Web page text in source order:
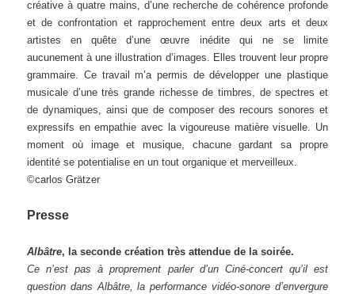
créative à quatre mains, d’une recherche de cohérence profonde
et de confrontation et rapprochement entre deux arts et deux
artistes en quête d’une œuvre inédite qui ne se limite
aucunement à une illustration d’images. Elles trouvent leur propre
grammaire. Ce travail m’a permis de développer une plastique
musicale d’une très grande richesse de timbres, de spectres et
de dynamiques, ainsi que de composer des recours sonores et
expressifs en empathie avec la vigoureuse matière visuelle. Un
moment où image et musique, chacune gardant sa propre
identité se potentialise en un tout organique et merveilleux.
©carlos Grätzer
Presse
Albâtre, la seconde création très attendue de la soirée.
Ce n’est pas à proprement parler d’un Ciné-concert qu’il est
question dans Albâtre, la performance vidéo-sonore d’envergure